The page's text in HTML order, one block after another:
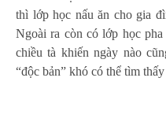
thì lớp học nấu ăn cho gia
Ngoài ra còn có lớp học
chiều tà khiến ngày nào
“độc bản” khó có thể tìm